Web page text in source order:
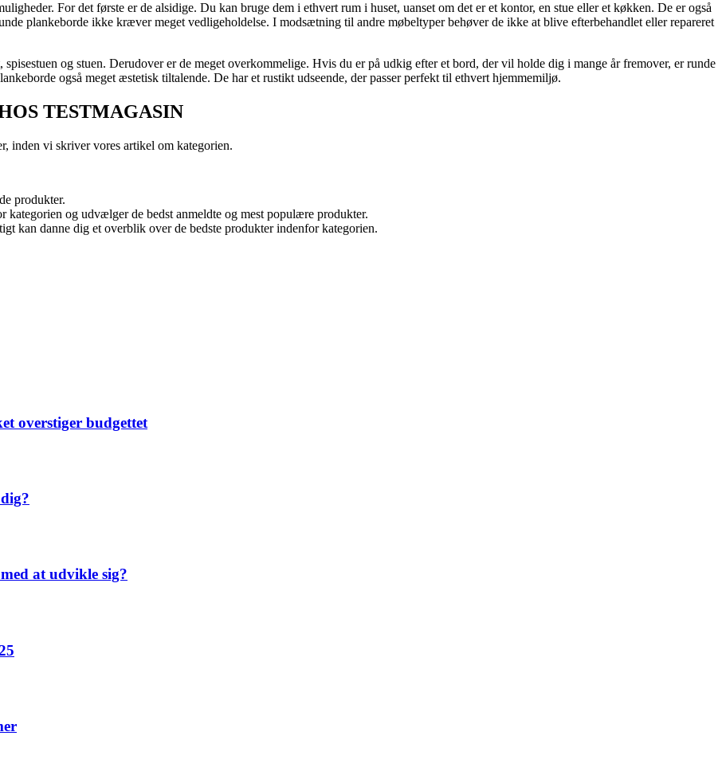
For det første er de alsidige. Du kan bruge dem i ethvert rum i huset, uanset om det er et kontor, en stue eller et køkken. De er også
plankeborde ikke kræver meget vedligeholdelse. I modsætning til andre møbeltyper behøver de ikke at blive efterbehandlet eller repareret
og stuen. Derudover er de meget overkommelige. Hvis du er på udkig efter et bord, der vil holde dig i mange år fremover, er runde
også meget æstetisk tiltalende. De har et rustikt udseende, der passer perfekt til ethvert hjemmemiljø.
TESTMAGASIN
inden vi skriver vores artikel om kategorien.
produkter.
og udvælger de bedst anmeldte og mest populære produkter.
kan danne dig et overblik over de bedste produkter indenfor kategorien.
overstiger budgettet
at udvikle sig?